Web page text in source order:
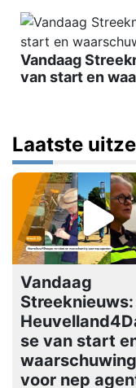
Vandaag
van start en
Laatste
Vandaag
Streeknieuws:
se van start
waarschuwing
voor nep